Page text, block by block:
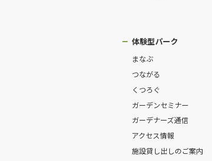
体験型パーク
まなぶ
つながる
くつろぐ
ガーデンセミナー
ガーデナーズ通信
アクセス情報
施設貸し出しのご案内